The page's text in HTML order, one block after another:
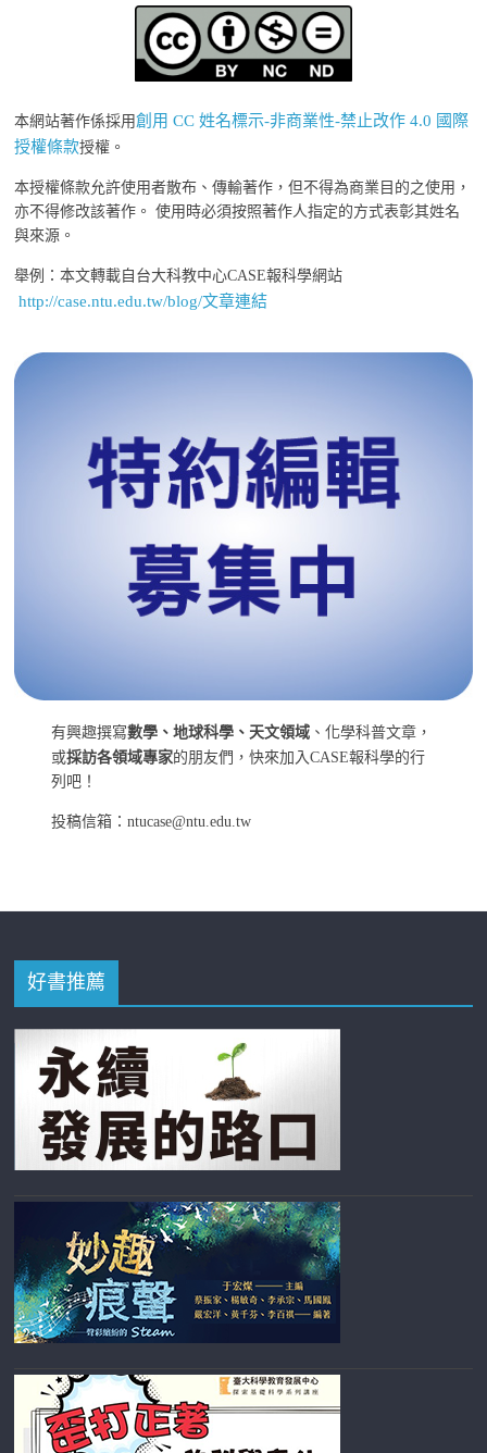
本網站著作係採用創用 CC 姓名標示-非商業性-禁止改作 4.0 國際
授權條款授權。
本授權條款允許使用者散布、傳輸著作，但不得為商業目的之使用，
亦不得修改該著作。 使用時必須按照著作人指定的方式表彰其姓名
與來源。
舉例：本文轉載自台大科教中心CASE報科學網站
http://case.ntu.edu.tw/blog/文章連結
有興趣撰寫數學、地球科學、天文領域 、化學科普文章，
或採訪各領域專家的朋友們，快來加入CASE報科學的行
列吧！
投稿信箱：ntucase@ntu.edu.tw
好書推薦